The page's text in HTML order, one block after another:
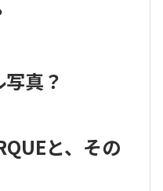
真？
と、その